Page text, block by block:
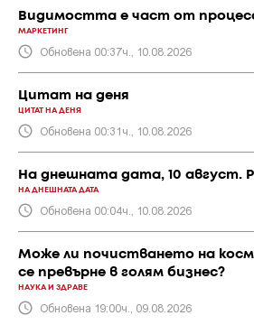
Видимостта е част от
МАРКЕТИНГ
Обновена 00:37ч., 10.08.2026
Цитат на деня
ЦИТАТ НА ДЕНЯ
Обновена 00:31ч., 10.08.2026
На днешната дата, 10 август.
НА ДНЕШНАТА ДАТА
Обновена 00:04ч., 10.08.2026
Може ли почистването на
се превърне в голям бизнес?
НАУКА И ЗДРАВЕ
Обновена 19:00ч., 09.08.2026